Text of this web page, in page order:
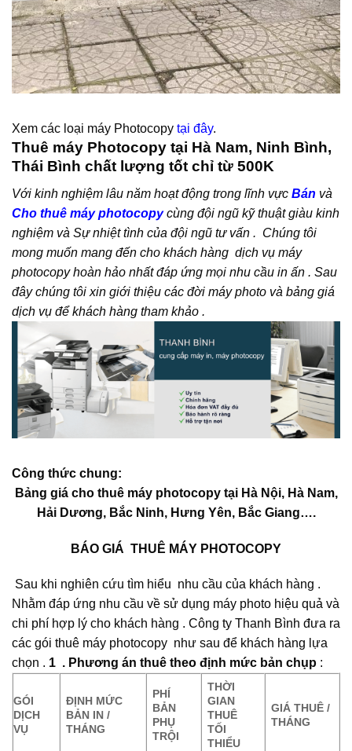
Xem các loại máy Photocopy tại đây.
Thuê máy Photocopy tại Hà Nam, Ninh Bình,
Thái Bình chất lượng tốt chỉ từ 500K
Với kinh nghiệm lâu năm hoạt động trong lĩnh vực Bán và
Cho thuê máy photocopycùng đội ngũ kỹ thuật giàu kinh
nghiệm và Sự nhiệt tình của đội ngũ tư vấn . Chúng tôi
mong muốn mang đến cho khách hàng dịch vụ máy
photocopy hoàn hảo nhất đáp ứng mọi nhu cầu in ấn . Sau
đây chúng tôi xin giới thiệu các đời máy photo và bảng giá
dịch vụ để khách hàng tham khảo .
Công thức chung:
Bảng giá cho thuê máy photocopy tại Hà Nội, Hà Nam,
Hải Dương, Bắc Ninh, Hưng Yên, Bắc Giang….
BÁO GIÁ THUÊ MÁY PHOTOCOPY
Sau khi nghiên cứu tìm hiểu nhu cầu của khách hàng .
Nhằm đáp ứng nhu cầu về sử dụng máy photo hiệu quả và
chi phí hợp lý cho khách hàng . Công ty Thanh Bình đưa ra
các gói thuê máy photocopy như sau để khách hàng lựa
chọn . 1 . Phương án thuê theo định mức bản chụp :
GÓI
DỊCH
VỤ
ĐỊNH MỨC
BẢN IN /
THÁNG
PHÍ
BẢN
PHỤ
TRỘI
THỜI
GIAN
THUÊ
TỐI
THIỂU
GIÁ THUÊ /
THÁNG